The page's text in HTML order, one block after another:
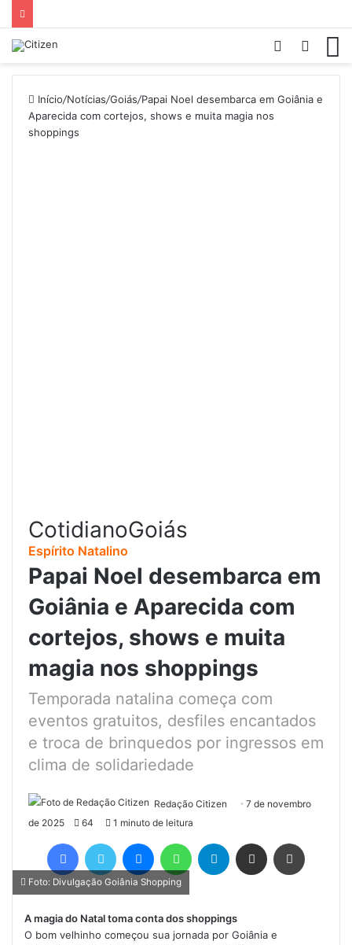
Entrar
Início/Notícias/Goiás/Papai Noel desembarca em Goiânia e
Aparecida com cortejos, shows e muita magia nos
shoppings
CotidianoGoiás
Espírito Natalino
Papai Noel desembarca em
Goiânia e Aparecida com
cortejos, shows e muita
magia nos shoppings
Temporada natalina começa com
eventos gratuitos, desfiles encantados
e troca de brinquedos por ingressos em
clima de solidariedade
Redação Citizen
7 de novembro
de 2025
64 1 minuto de leitura
Foto: Divulgação Goiânia Shopping
A magia do Natal toma conta dos shoppings
O bom velhinho começou sua jornada por Goiânia e